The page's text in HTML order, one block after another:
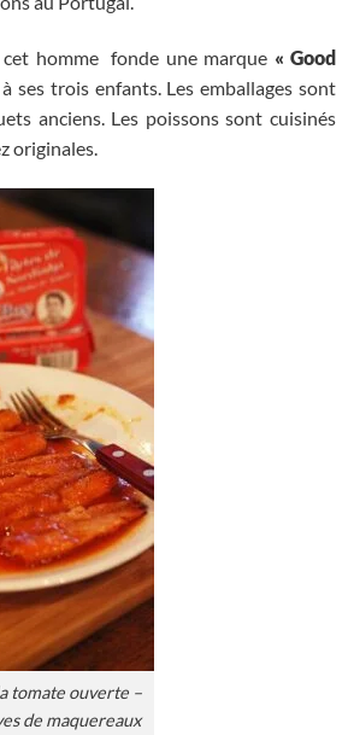
cet homme fonde une marque « Good
ses trois enfants. Les emballages sont
anciens. Les poissons sont cuisinés
originales.
tomate ouverte –
de maquereaux